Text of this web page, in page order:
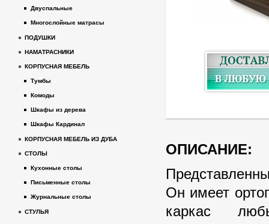
ОПИСАНИЕ:
Он имеет
каркас
Двуспальные
Многослойные матрасы
ПОДУШКИ
НАМАТРАСНИКИ
КОРПУСНАЯ МЕБЕЛЬ
Тумбы
Комоды
Шкафы из дерева
Шкафы Кардинал
КОРПУСНАЯ МЕБЕЛЬ ИЗ ДУБА
СТОЛЫ
Кухонные столы
Письменные столы
Журнальные столы
СТУЛЬЯ